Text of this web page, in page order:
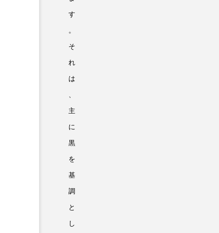
す
。
そ
れ
は
主
に
黒
を
基
調
と
し